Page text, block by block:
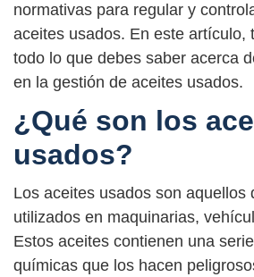
normativas para regular y
aceites usados. En este artículo,
todo lo que debes saber acerca
en la gestión de aceites usados.
¿Qué son los
usados?
Los aceites usados son aquellos
utilizados en maquinarias,
Estos aceites contienen una
químicas que los hacen